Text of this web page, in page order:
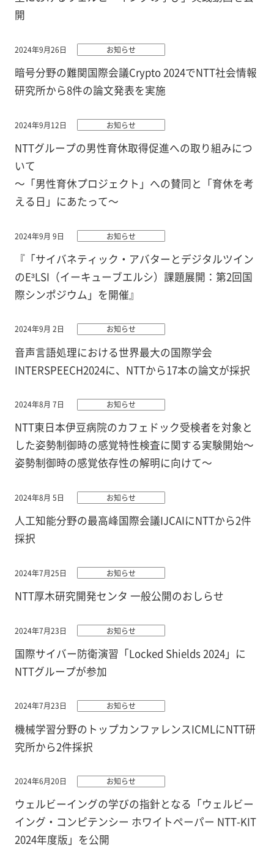
開
2024年9月26日 お知らせ
暗号分野の難関国際会議Crypto 2024でNTT社会情報
研究所から8件の論文発表を実施
2024年9月12日 お知らせ
NTTグループの男性育休取得促進への取り組みにつ
いて
～「男性育休プロジェクト」への賛同と「育休を考
える日」にあたって～
2024年9月 9日 お知らせ
『「サイバネティック・アバターとデジタルツイン
のE³LSI（イーキューブエルシ）課題展開：第2回国
際シンポジウム」を開催』
2024年9月 2日 お知らせ
音声言語処理における世界最大の国際学会
INTERSPEECH2024に、NTTから17本の論文が採択
2024年8月 7日 お知らせ
NTT東日本伊豆病院のカフェドック受検者を対象と
した姿勢制御時の感覚特性検査に関する実験開始～
姿勢制御時の感覚依存性の解明に向けて～
2024年8月 5日 お知らせ
人工知能分野の最高峰国際会議IJCAIにNTTから2件
採択
2024年7月25日 お知らせ
NTT厚木研究開発センタ 一般公開のおしらせ
2024年7月23日 お知らせ
国際サイバー防衛演習「Locked Shields 2024」に
NTTグループが参加
2024年7月23日 お知らせ
機械学習分野のトップカンファレンスICMLにNTT研
究所から2件採択
2024年6月20日 お知らせ
ウェルビーイングの学びの指針となる「ウェルビー
イング・コンピテンシー ホワイトペーパー NTT-KIT
2024年度版」を公開